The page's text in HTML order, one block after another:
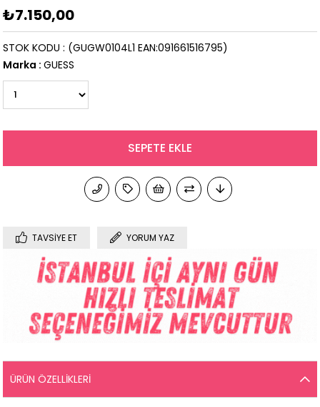
₺7.150,00
(GUGW0104L1 EAN:091661516795)
STOK KODU
Marka : GUESS
TAVSIYE ET YORUM YAZ
ÜRÜN ÖZELLIKLERI